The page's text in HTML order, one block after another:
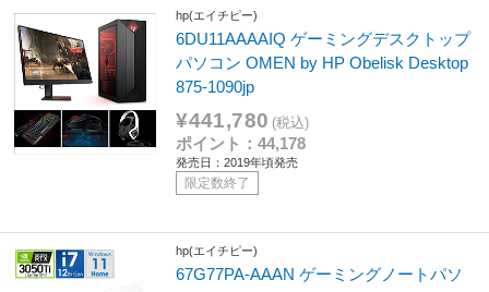
hp(エイチピー)
6DU11AAAAIQ ゲーミングデスクトップ
パソコン OMEN by HP Obelisk Desktop
875-1090jp
¥441,780 (税込)
ポイント：44,178
発売日：2019年頃発売
限定数終了
hp(エイチピー)
67G77PA-AAAN ゲーミングノートパソ